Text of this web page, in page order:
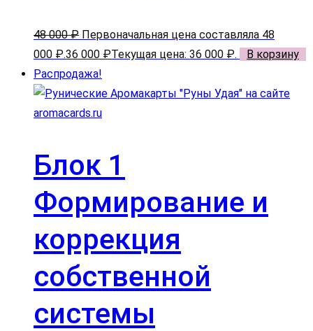
48 000₽ Первоначальная цена составляла 48
000 ₽.36 000 ₽Текущая цена: 36 000 ₽.
В корзину
Распродажа!
Блок 1
Формирование и
коррекция
собственной
системы